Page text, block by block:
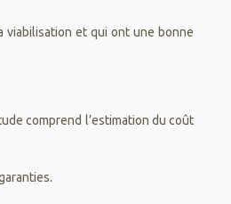
viabilisation et qui ont une bonne
comprend l’estimation du coût